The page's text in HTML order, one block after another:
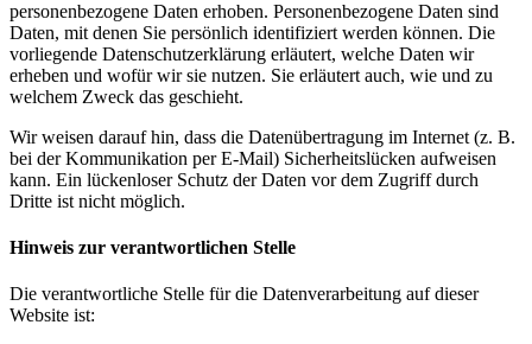
personenbezogene Daten erhoben. Personenbezogene Daten sind
Daten, mit denen Sie persönlich identifiziert werden können. Die
vorliegende Datenschutzerklärung erläutert, welche Daten wir
erheben und wofür wir sie nutzen. Sie erläutert auch, wie und zu
welchem Zweck das geschieht.
Wir weisen darauf hin, dass die Datenübertragung im Internet (z. B.
bei der Kommunikation per E-Mail) Sicherheitslücken aufweisen
kann. Ein lückenloser Schutz der Daten vor dem Zugriff durch
Dritte ist nicht möglich.
Hinweis zur verantwortlichen Stelle
Die verantwortliche Stelle für die Datenverarbeitung auf dieser
Website ist: